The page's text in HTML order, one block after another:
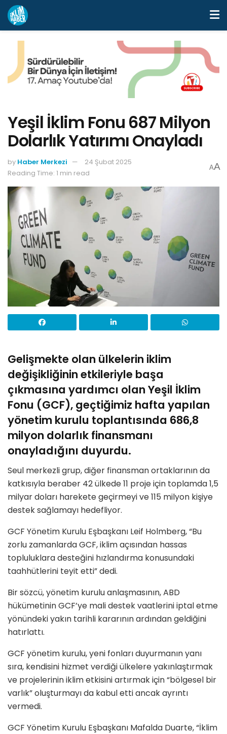
Yeşil İklim Fonu 687 Milyon
Dolarlık Yatırımı Onayladı
by Haber Merkezi
24 Şubat 2025
Reading Time: 1 min read
AA
Gelişmekte olan ülkelerin iklim
değişikliğinin etkileriyle başa
çıkmasına yardımcı olan Yeşil İklim
Fonu (GCF), geçtiğimiz hafta yapılan
yönetim kurulu toplantısında 686,8
milyon dolarlık finansmanı
onayladığını duyurdu.
Seul merkezli grup, diğer finansman ortaklarının da
katkısıyla beraber 42 ülkede 11 proje için toplamda 1,5
milyar doları harekete geçirmeyi ve 115 milyon kişiye
destek sağlamayı hedefliyor.
GCF Yönetim Kurulu Eşbaşkanı Leif Holmberg, “Bu
zorlu zamanlarda GCF, iklim açısından hassas
topluluklara desteğini hızlandırma konusundaki
taahhütlerini teyit etti” dedi.
Bir sözcü, yönetim kurulu anlaşmasının, ABD
hükümetinin GCF’ye mali destek vaatlerini iptal etme
yönündeki yakın tarihli kararının ardından geldiğini
hatırlattı.
GCF yönetim kurulu, yeni fonları duyurmanın yanı
sıra, kendisini hizmet verdiği ülkelere yakınlaştırmak
ve projelerinin iklim etkisini artırmak için “bölgesel bir
varlık” oluşturmayı da kabul etti ancak ayrıntı
vermedi.
GCF Yönetim Kurulu Eşbaşkanı Mafalda Duarte, “İklim